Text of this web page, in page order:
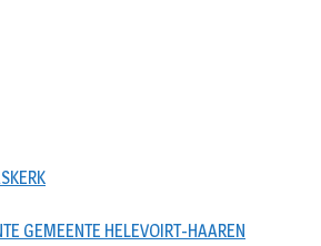
GEMEENTE HELEVOIRT-HAAREN